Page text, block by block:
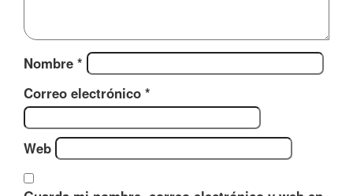
Nombre *
Correo electrónico *
Web